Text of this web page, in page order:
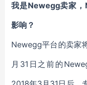
我是Newegg卖家
影响？
Newegg平台的卖家
月31日之前的